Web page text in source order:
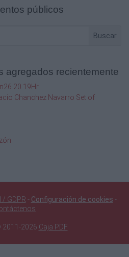
públicos
Buscar
agregados recientemente
20.19Hr
Chanchez Navarro Set of
GDPR - Configuración de cookies -
2026 Caja PDF